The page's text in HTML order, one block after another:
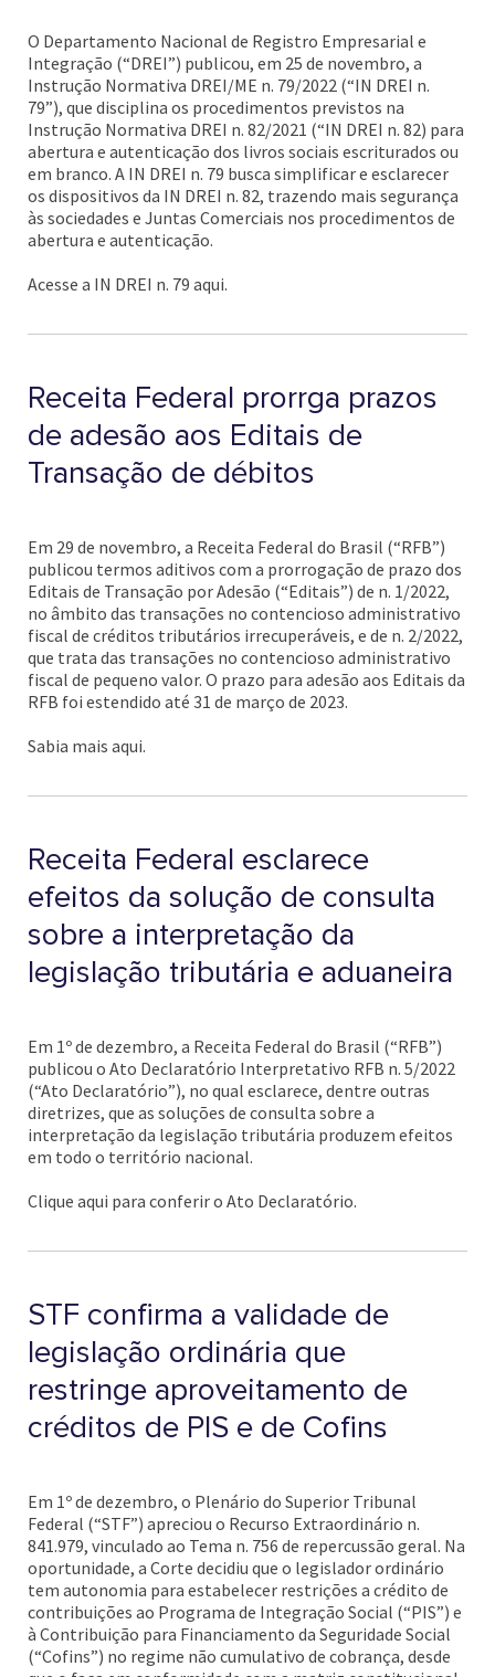
O Departamento Nacional de Registro Empresarial e
Integração (“DREI”) publicou, em 25 de novembro, a
Instrução Normativa DREI/ME n. 79/2022 (“IN DREI n.
79”), que disciplina os procedimentos previstos na
Instrução Normativa DREI n. 82/2021 (“IN DREI n. 82) para
abertura e autenticação dos livros sociais escriturados ou
em branco. A IN DREI n. 79 busca simplificar e esclarecer
os dispositivos da IN DREI n. 82, trazendo mais segurança
às sociedades e Juntas Comerciais nos procedimentos de
abertura e autenticação.
Acesse a IN DREI n. 79 aqui.
Receita Federal prorrga prazos
de adesão aos Editais de
Transação de débitos
Em 29 de novembro, a Receita Federal do Brasil (“RFB”)
publicou termos aditivos com a prorrogação de prazo dos
Editais de Transação por Adesão (“Editais”) de n. 1/2022,
no âmbito das transações no contencioso administrativo
fiscal de créditos tributários irrecuperáveis, e de n. 2/2022,
que trata das transações no contencioso administrativo
fiscal de pequeno valor. O prazo para adesão aos Editais da
RFB foi estendido até 31 de março de 2023.
Sabia mais aqui.
Receita Federal esclarece
efeitos da solução de consulta
sobre a interpretação da
legislação tributária e aduaneira
Em 1º de dezembro, a Receita Federal do Brasil (“RFB”)
publicou o Ato Declaratório Interpretativo RFB n. 5/2022
(“Ato Declaratório”), no qual esclarece, dentre outras
diretrizes, que as soluções de consulta sobre a
interpretação da legislação tributária produzem efeitos
em todo o território nacional.
Clique aqui para conferir o Ato Declaratório.
STF confirma a validade de
legislação ordinária que
restringe aproveitamento de
créditos de PIS e de Cofins
Em 1º de dezembro, o Plenário do Superior Tribunal
Federal (“STF”) apreciou o Recurso Extraordinário n.
841.979, vinculado ao Tema n. 756 de repercussão geral. Na
oportunidade, a Corte decidiu que o legislador ordinário
tem autonomia para estabelecer restrições a crédito de
contribuições ao Programa de Integração Social (“PIS”) e
à Contribuição para Financiamento da Seguridade Social
(“Cofins”) no regime não cumulativo de cobrança, desde